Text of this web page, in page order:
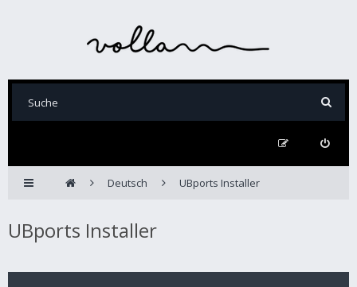
Deutsch UBports Installer
UBports Installer